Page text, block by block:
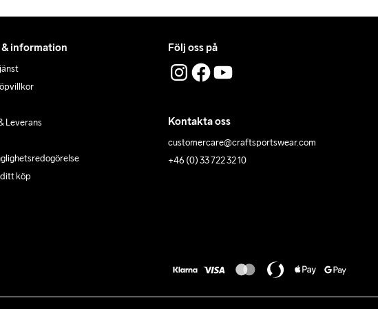
& information
Leverans
köp
Följ oss på
Kontakta oss
customercare@craftsportswear.com
+46 (0) 33 722 32 10